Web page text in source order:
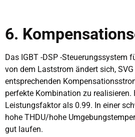
6.
Das IGBT -DSP -Steuerungssystem
von dem Laststrom ändert sich,
entsprechenden
perfekte Kombination zu realisieren.
Leistungsfaktor als 0.99. In einer
hohe THDU/hohe
gut laufen.